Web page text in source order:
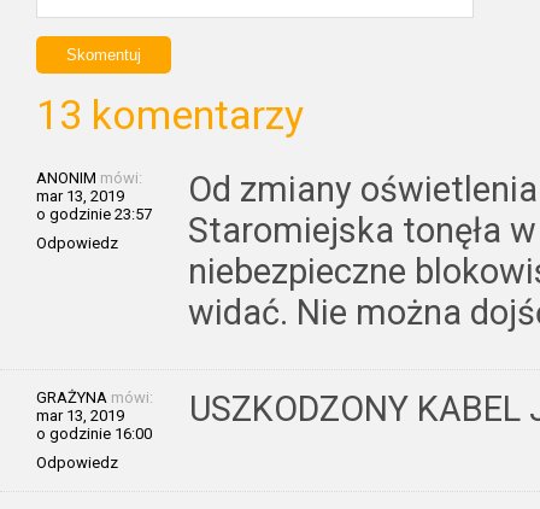
13 komentarzy
ANONIM mówi:
mar 13, 2019
o godzinie 23:57
Odpowiedz
Od zmiany
Staromiejska tonęła
niebezpieczne
widać. Nie można
GRAŻYNA mówi:
mar 13, 2019
o godzinie 16:00
Odpowiedz
USZKODZONY KABEL